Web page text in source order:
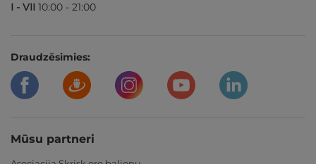
I - VII 10:00 - 21:00
Draudzēsimies:
Mūsu partneri